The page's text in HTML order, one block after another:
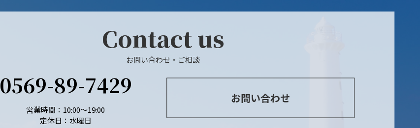
Contact us
お問い合わせ・ご相談
0569-89-7429
営業時間：10:00〜19:00
定休日：水曜日
お問い合わせ